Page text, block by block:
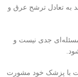
به تعادل ترشح عرق و
جدی نیست و
با پزشک خود مشورت